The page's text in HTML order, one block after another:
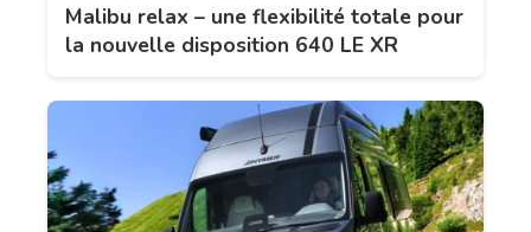
Malibu relax – une flexibilité totale pour
la nouvelle disposition 640 LE XR